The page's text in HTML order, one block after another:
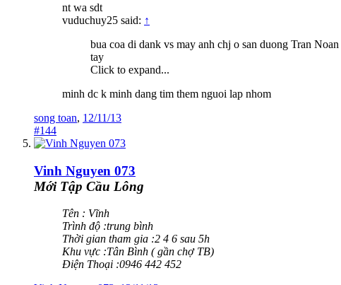
nt wa sdt
vuduchuy25 said: ↑
bua coa di dank vs may anh chj o san duong Tran
tay
Click to expand...
minh dc k minh dang tim them nguoi lap nhom
song toan, 12/11/13
#144
Vinh Nguyen 073
Mới Tập Cầu Lông
Tên : Vĩnh
Trình độ :trung bình
Thời gian tham gia :2 4 6 sau 5h
Khu vực :Tân Bình ( gần chợ TB)
Điện Thoại :0946 442 452